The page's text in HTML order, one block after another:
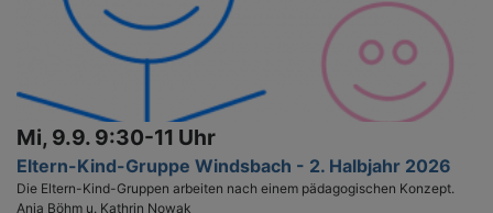
Mi, 9.9. 9:30-11 Uhr
Eltern-Kind-Gruppe Windsbach - 2. Halbjahr 2026
Die Eltern-Kind-Gruppen arbeiten nach einem pädagogischen Konzept.
Anja Böhm u. Kathrin Nowak